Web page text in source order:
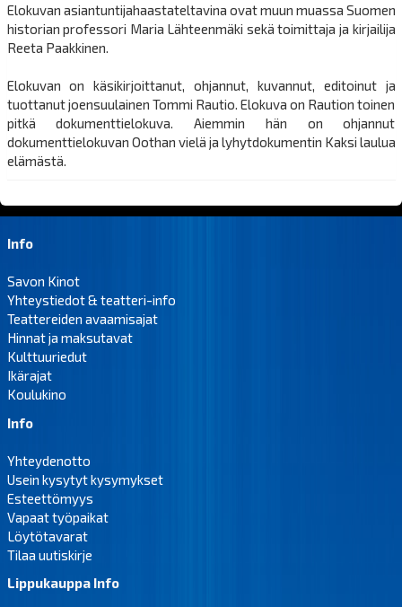
Elokuvan asiantuntijahaastateltavina ovat muun muassa Suomen
historian professori Maria Lähteenmäki sekä toimittaja ja kirjailija
Reeta Paakkinen.
Elokuvan on käsikirjoittanut, ohjannut, kuvannut, editoinut ja
tuottanut joensuulainen Tommi Rautio. Elokuva on Raution toinen
pitkä dokumenttielokuva. Aiemmin hän on ohjannut
dokumenttielokuvan Oothan vielä ja lyhytdokumentin Kaksi laulua
elämästä.
Info
Savon Kinot
Yhteystiedot & teatteri-info
Teattereiden avaamisajat
Hinnat ja maksutavat
Kulttuuriedut
Ikärajat
Koulukino
Info
Yhteydenotto
Usein kysytyt kysymykset
Esteettömyys
Vapaat työpaikat
Löytötavarat
Tilaa uutiskirje
Lippukauppa Info